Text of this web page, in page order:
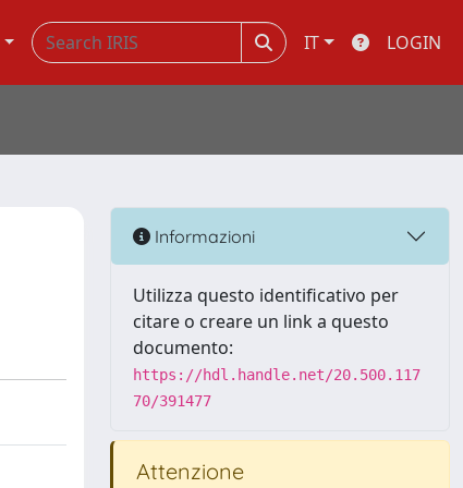
IT LOGIN
Informazioni
Utilizza questo identificativo per
citare o creare un link a questo
documento:
https://hdl.handle.net/20.500.117
70/391477
Attenzione